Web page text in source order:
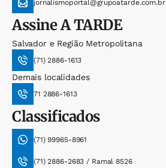
jornalismoportal@grupoatarde.com.br
AssineA TARDE
Salvador e Região Metropolitana
(71) 2886-1613
Demais localidades
71 2886-1613
Classificados
(71) 99965-8961
(71) 2886-2683 / Ramal 8526